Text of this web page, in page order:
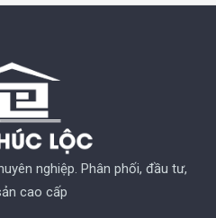
nghiệp. Phân phối, đầu tư,
cao cấp